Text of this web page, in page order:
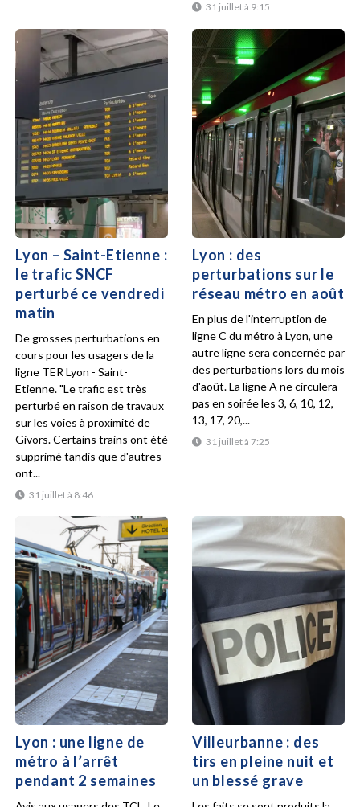
31 juillet à 9:15
Lyon – Saint-Etienne :
le trafic SNCF
perturbé ce vendredi
matin
31 juillet à 8:46
De grosses perturbations en
cours pour les usagers de la
ligne TER Lyon - Saint-
Etienne. "Le trafic est très
perturbé en raison de travaux
sur les voies à proximité de
Givors. Certains trains ont été
supprimé tandis que d'autres
ont...
Lyon : des
perturbations sur le
réseau métro en août
31 juillet à 7:25
En plus de l'interruption de
ligne C du métro à Lyon, une
autre ligne sera concernée par
des perturbations lors du mois
d'août. La ligne A ne circulera
pas en soirée les 3, 6, 10, 12,
13, 17, 20,...
Lyon : une ligne de
métro à l’arrêt
pendant 2 semaines
Villeurbanne : des
tirs en pleine nuit et
un blessé grave